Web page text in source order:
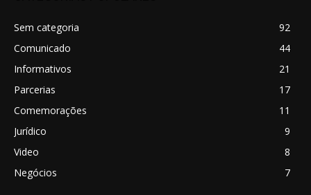
Sem categoria
92
Comunicado
44
Informativos
21
Parcerias
17
Comemorações
11
Jurídico
9
Video
8
Negócios
7